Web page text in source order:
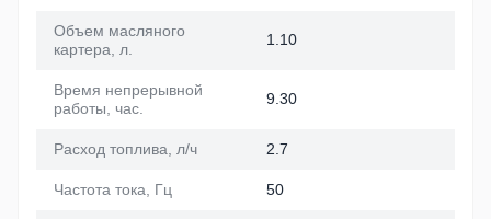
Объем масляного
картера, л.
1.10
Время непрерывной
работы, час.
9.30
Расход топлива, л/ч 2.7
Частота тока, Гц 50